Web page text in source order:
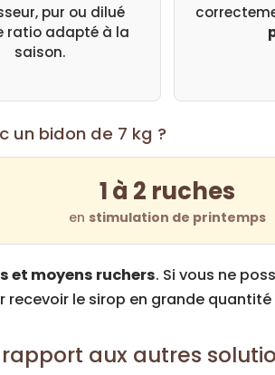
s
pur ou dilué
ratio adapté à la
saison.
un bidon de 7 kg ?
1 à 2 ruches
en stimulation de printemps
et moyens ruchers. Si vous ne
recevoir le sirop en grande
rapport aux autres